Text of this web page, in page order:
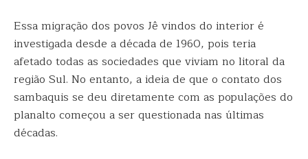
Essa migração dos povos Jê vindos do interior é
investigada desde a década de 1960, pois teria
afetado todas as sociedades que viviam no litoral da
região Sul. No entanto, a ideia de que o contato dos
sambaquis se deu diretamente com as populações do
planalto começou a ser questionada nas últimas
décadas.